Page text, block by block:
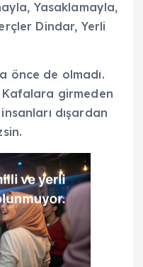
Yasaklamayla,
Dindar, Yerli
önce de olmadı.
girmeden
dışardan